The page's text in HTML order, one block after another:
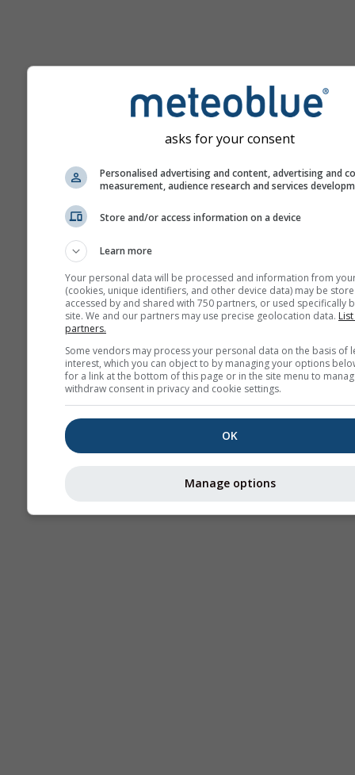
Помоћ
Још метеоролошких
Термике
Cross-section
asks for your consent
Personalised advertising and content, advertising and
measurement, audience research and services
Store and/or access information on a device
Learn more
Your personal data will be processed and information from
(cookies, unique identifiers, and other device data) may be
accessed by and shared with 750 partners, or used specifically
site. We and our partners may use precise geolocation data.
partners.
Some vendors may process your personal data on the basis of
interest, which you can object to by managing your options
for a link at the bottom of this page or in the site menu to
withdraw consent in privacy and cookie settings.
OK
Manage options